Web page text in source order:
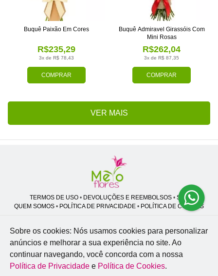
COMPRAR
3x de R$ 78,43
R$235,29
Buquê Paixão Em Cores
COMPRAR
3x de R$ 87,35
R$262,04
Buquê Admiravel Girassóis Com
Mini Rosas
VER MAIS
TERMOS DE USO• DEVOLUÇÕES E REEMBOLSOS• SAC
QUEM SOMOS • POLÍTICA DE PRIVACIDADE • POLÍTICA DE COOKIES
Melo Flores | CNPJ: 27.662.413/0001-98
Professor José Lourenço - Travessa cinco, 27 - Vila Zat - São Paulo - SP -
02.977-020
Sobre os cookies: Nós usamos cookies para personalizar
anúncios e melhorar a sua experiência no site. Ao
continuar navegando, você concorda com a nossa
Política de Privacidade e Política de Cookies.